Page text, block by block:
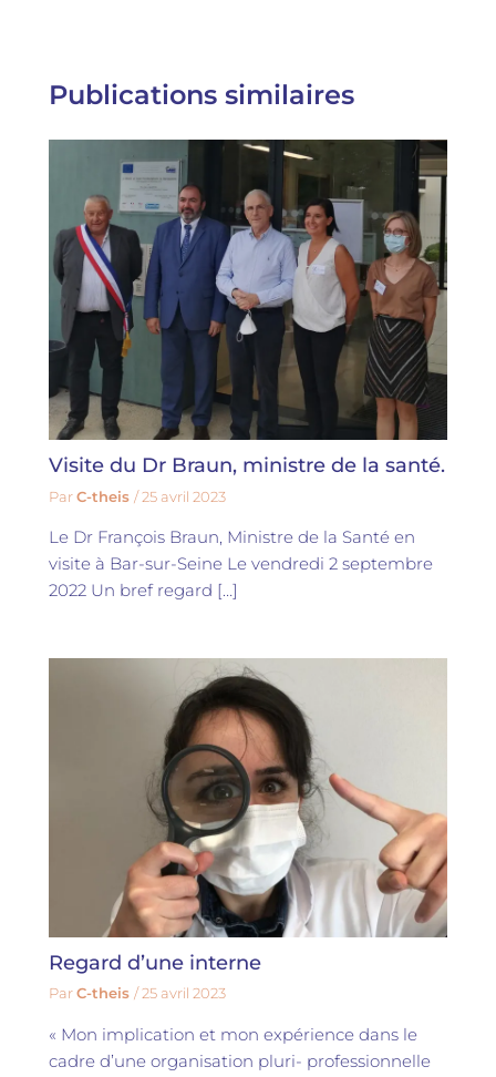
Publications similaires
Visite du Dr Braun, ministre de la santé.
ParC-theis/25 avril 2023
Le Dr François Braun, Ministre de la Santé en
visite à Bar-sur-Seine Le vendredi 2 septembre
2022 Un bref regard […]
Regard d’une interne
ParC-theis/25 avril 2023
« Mon implication et mon expérience dans le
cadre d’une organisation pluri- professionnelle